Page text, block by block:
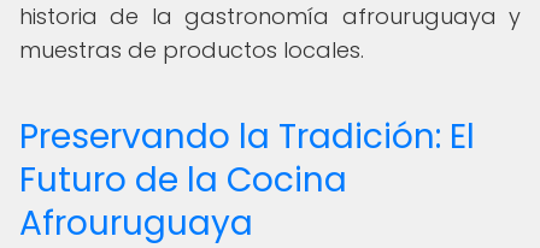
historia de la gastronomía afrouruguaya y
muestras de productos locales.
Preservando la Tradición: El
Futuro de la Cocina
Afrouruguaya